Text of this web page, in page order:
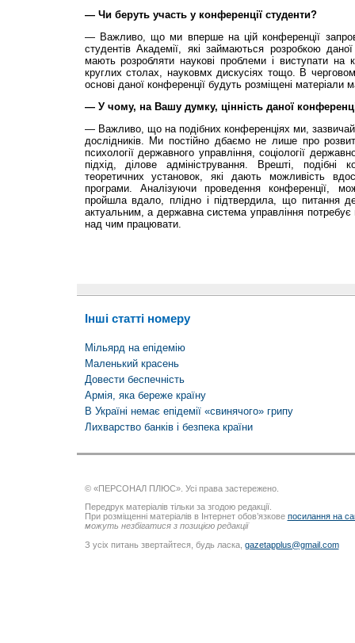
— Чи беруть участь у конференції студенти?
— Важливо, що ми вперше на цій конференції
студентів Академії, які займаються розробкою
мають розробляти наукові проблеми і виступати на
круглих столах, науковмх дискусіях тощо. В
основі даної конференції будуть розміщені матеріали
— У чому, на Вашу думку, цінність даної
— Важливо, що на подібних конференціях ми,
дослідників. Ми постійно дбаємо не лише про
психології державного управління, соціології
підхід, ділове адміністрування. Врешті, подібні
теоретичних установок, які дають можливість
програми. Аналізуючи проведення конференції,
пройшла вдало, плідно і підтвердила, що питання
актуальним, а державна система управління потребує
над чим працювати.
Інші статті номеру
Мільярд на епідемію
Маленький красень
Довести беспечність
Армія, яка береже країну
В Україні немає епідемії «свинячого» грипу
Лихварство банків і безпека країни
© «ПЕРСОНАЛ ПЛЮС». Усі права застережено.
Передрук матеріалів тільки за згодою редакції.
При розміщенні матеріалів в Інтернет обов’язкове посилання на
можуть незбігатися з позицією редакції
З усіх питань звертайтеся, будь ласка, gazetapplus@gmail.com